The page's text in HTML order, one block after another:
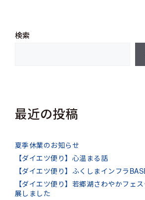
検索
最近の投稿
夏季休業のお知らせ
【ダイエツ便り】心温まる話
【ダイエツ便り】ふくしまインフラ
【ダイエツ便り】若郷湖さわやかフェ
展しました